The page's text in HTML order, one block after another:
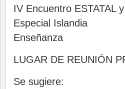
IV Encuentro ESTATAL
Especial Islandia
Enseñanza
LUGAR DE REUNIÓN
Se sugiere: